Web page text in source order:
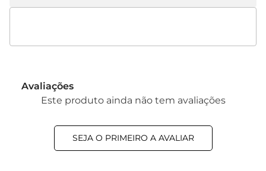
Avaliações
Este produto ainda não tem avaliações
SEJA O PRIMEIRO A AVALIAR